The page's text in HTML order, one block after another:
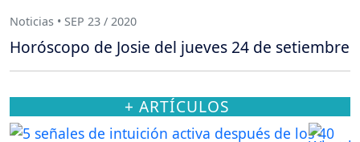
Noticias • SEP 23 / 2020
Horóscopo de Josie del jueves 24 de setiembre
+ ARTÍCULOS